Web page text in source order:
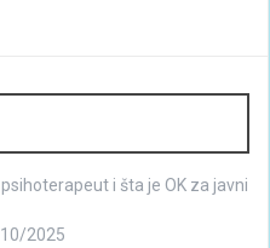
i šta je OK za javni
2025